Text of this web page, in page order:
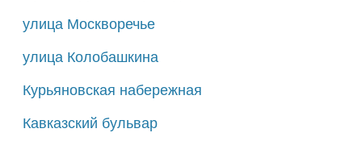
улица Москворечье
улица Колобашкина
Курьяновская набережная
Кавказский бульвар